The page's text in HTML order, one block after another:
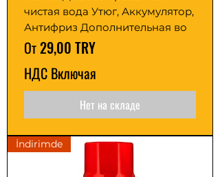
чистая вода Утюг, Аккумулятор,
Антифриз Дополнительная во
От29,00 TRY
Цена со скидкой
НДС Включая
Нет на складе
İndirimde